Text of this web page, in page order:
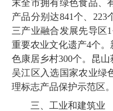
末全市拥有绿色食品、
产品分别达841个、 223
三产业融合发展先导区1
重要农业文化遗产4个。
色康居乡村300个。昆山
吴江区入选国家农业绿
理标志产品保护示范区。
三、工业和建筑业